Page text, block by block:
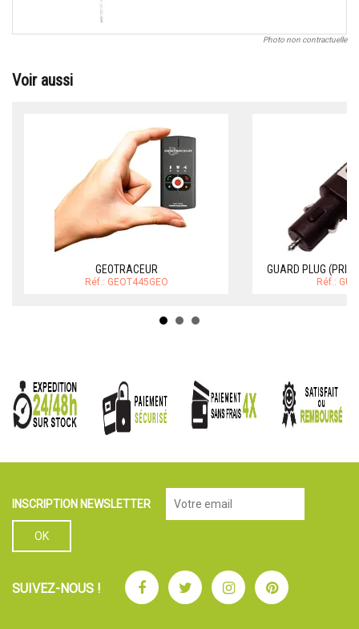
Photo non contractuelle
Voir aussi
GEOTRACEUR
Réf.: GEOT445GEO
GUARD PLUG
Réf.:
INSCRIPTION NEWSLETTER
SUIVEZ-NOUS ! FacebookTwitterInstagramPinterest